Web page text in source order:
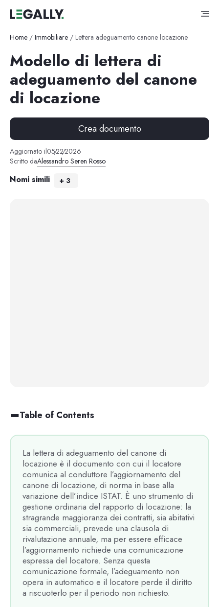
Home / Immobiliare / Lettera adeguamento canone locazione
Modello di lettera di
adeguamento del canone
di locazione
Crea documento
Aggiornato il05/22/2026
Scritto daAlessandro Seren Rosso
Nomi simili + 3
La lettera di adeguamento del canone di
locazione è il documento con cui il locatore
comunica al conduttore l’aggiornamento del
canone di locazione, di norma in base alla
variazione dell’indice ISTAT. È uno strumento di
gestione ordinaria del rapporto di locazione: la
stragrande maggioranza dei contratti, sia abitativi
sia commerciali, prevede una clausola di
rivalutazione annuale, ma per essere efficace
l’aggiornamento richiede una comunicazione
espressa del locatore. Senza questa
comunicazione formale, l’adeguamento non
opera in automatico e il locatore perde il diritto
a riscuoterlo per il periodo non richiesto.
Table of Contents